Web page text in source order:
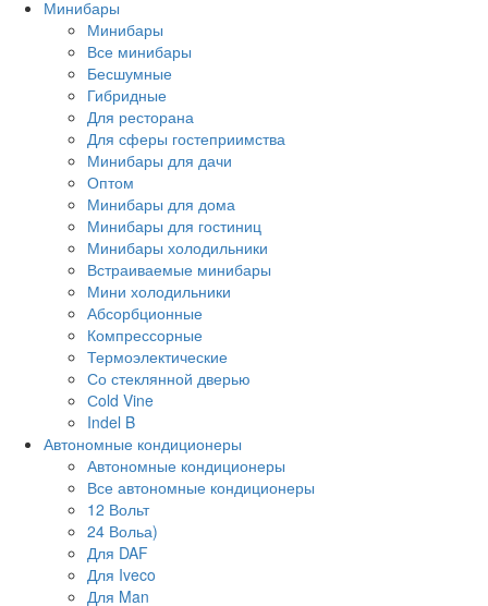
Минибары
Минибары
Все минибары
Бесшумные
Гибридные
Для ресторана
Для сферы гостеприимства
Минибары для дачи
Оптом
Минибары для дома
Минибары для гостиниц
Минибары холодильники
Встраиваемые минибары
Мини холодильники
Абсорбционные
Компрессорные
Термоэлектические
Со стеклянной дверью
Сold Vine
Indel B
Автономные кондиционеры
Автономные кондиционеры
Все автономные кондиционеры
12 Вольт
24 Вольа)
Для DAF
Для Iveco
Для Man